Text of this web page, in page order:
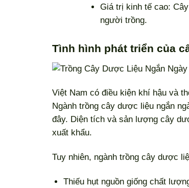
Giá trị kinh tế cao:
người trồng.
Tình hình phát triển của
Việt Nam có điều kiện khí hậu và
Ngành trồng cây dược liệu ngắn
đây. Diện tích và sản lượng cây
xuất khẩu.
Tuy nhiên, ngành trồng cây dược
Thiếu hụt nguồn giống chất